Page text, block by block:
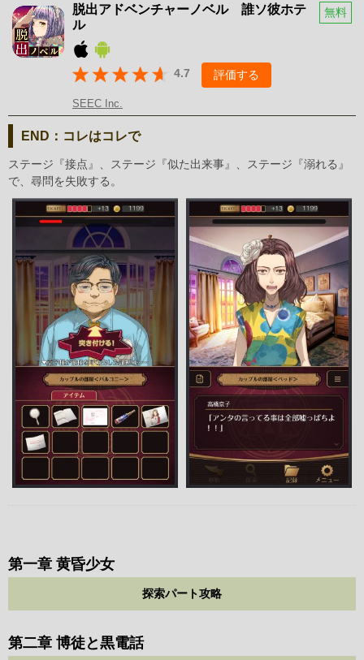
脱出アドベンチャーノベル 誰ソ彼ホテ
ル
無料
4.7 評価する
SEEC Inc.
END：コレはコレで
ステージ『接点』、ステージ『似た出来事』、ステージ『溺れる』
で、尋問を失敗する。
第一章 黄昏少女
探索パート攻略
第二章 博徒と黒電話